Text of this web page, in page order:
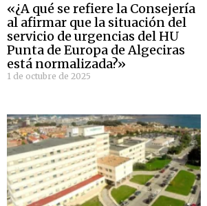
«¿A qué se refiere la Consejería
al afirmar que la situación del
servicio de urgencias del HU
Punta de Europa de Algeciras
está normalizada?»
1 de octubre de 2025